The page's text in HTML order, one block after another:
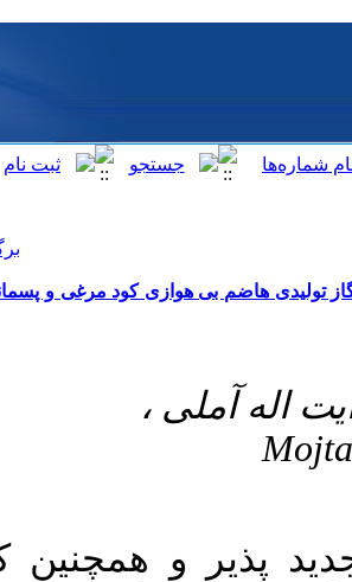
برگشت به فهرست نسخه ها
کود مرغی و پسماند غذایی در
همچنین کاهش
|